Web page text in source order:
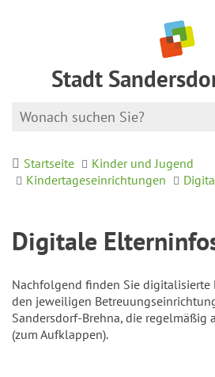
Stadt
Startseite
Kinder und Jugend
Kindertageseinrichtungen
Digitale
Nachfolgend finden Sie
den jeweiligen
Sandersdorf-Brehna, die regelmäßig
(zum Aufklappen).